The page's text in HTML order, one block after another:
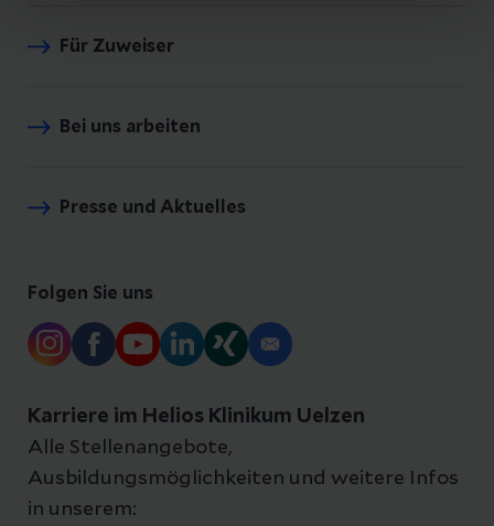
Für Zuweiser
Bei uns arbeiten
Presse und Aktuelles
Folgen Sie uns
Karriere im Helios Klinikum Uelzen
Alle Stellenangebote,
Ausbildungsmöglichkeiten und weitere Infos
in unserem: